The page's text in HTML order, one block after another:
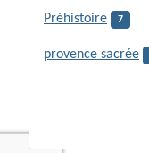
Préhistoire 7
provence sacrée